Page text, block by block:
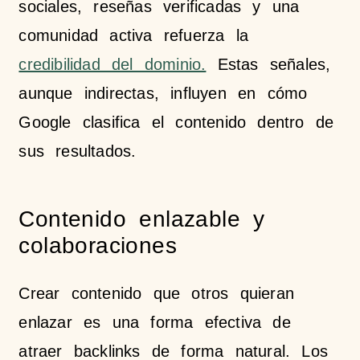
sociales, reseñas verificadas y una
comunidad activa refuerza la
credibilidad del dominio.
Estas señales,
aunque indirectas, influyen en cómo
Google clasifica el contenido dentro de
sus resultados.
Contenido enlazable y
colaboraciones
Crear contenido que otros quieran
enlazar es una forma efectiva de
atraer backlinks de forma natural. Los